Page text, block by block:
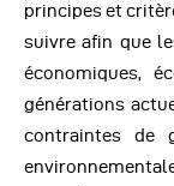
principes et
suivre afin que
économiques,
générations
contraintes de